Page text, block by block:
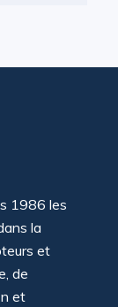
1986 les
la
et
de
et